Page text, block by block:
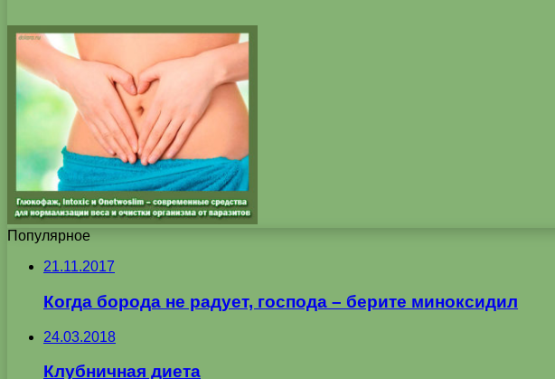
Популярное
21.11.2017
Когда борода не радует, господа – берите миноксидил
24.03.2018
Клубничная диета